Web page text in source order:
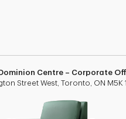
Centre – Corporate
Street West, Toronto, ON M5K